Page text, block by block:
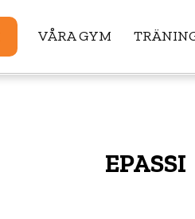
VÅRA GYM
EPASSI